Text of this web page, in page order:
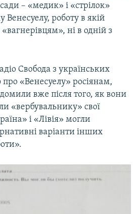
– «медик» і «стрілок»
Венесуелу, роботу в якій
ні в одній з
Свобода з українських
«Венесуелу» росіянам,
вже після того, як вони
«вербувальнику» свої
і «Лівія» могли
варіанти інших